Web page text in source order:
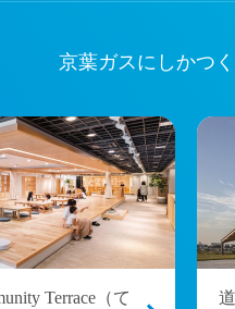
京葉ガスにしかつ
Terrace（て